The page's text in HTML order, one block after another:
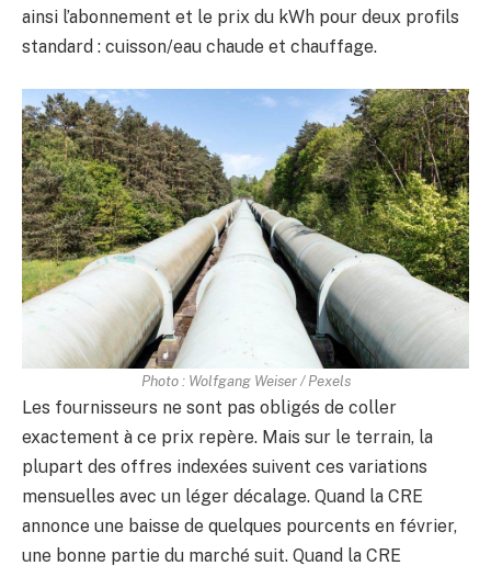
ainsi l’abonnement et le prix du kWh pour deux profils
standard : cuisson/eau chaude et chauffage.
Photo : Wolfgang Weiser / Pexels
Les fournisseurs ne sont pas obligés de coller
exactement à ce prix repère. Mais sur le terrain, la
plupart des offres indexées suivent ces variations
mensuelles avec un léger décalage. Quand la CRE
annonce une baisse de quelques pourcents en février,
une bonne partie du marché suit. Quand la CRE